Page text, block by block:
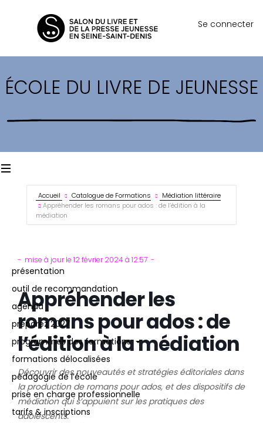
Se connecter
ÉCOLE DU LIVRE DE JEUNESSE
présentation
outil de recommandation
agenda
préparez 2027
programmes des formations
formations délocalisées
pédagogie de l’école
prise en charge professionnelle
tarifs & inscriptions
Accueil Catalogue de Formations
Médiation littéraire
Appréhender les romans pour ados : de l’édition à la
médiation
mise à jour le 12 février 2024 à 12:57
Appréhender les
romans pour ados : de
l’édition à la médiation
Découvrir des nouveautés et stratégies éditoriales dans
la production de romans pour ados, et des dispositifs de
médiation qui s’appuient sur les pratiques des
adolescents.